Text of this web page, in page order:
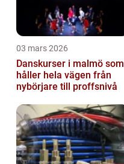
03 mars 2026
Danskurser i malmö som
håller hela vägen från
nybörjare till proffsnivå